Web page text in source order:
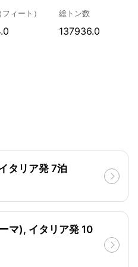
ィート） 総トン数
137936.0
タリア発 7泊
マ), イタリア発 10